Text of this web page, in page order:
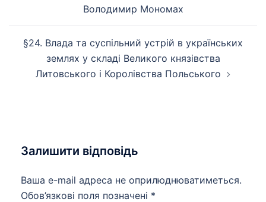
Володимир Мономах
§24. Влада та суспільний устрій в українських
землях у складі Великого князівства
Литовського і Королівства Польського
Залишити відповідь
Ваша e-mail адреса не оприлюднюватиметься.
Обов’язкові поля позначені *